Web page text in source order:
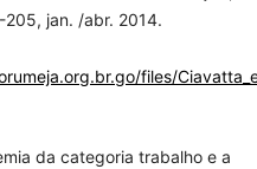
205, jan. /abr. 2014.
files/
da categoria trabalho e a